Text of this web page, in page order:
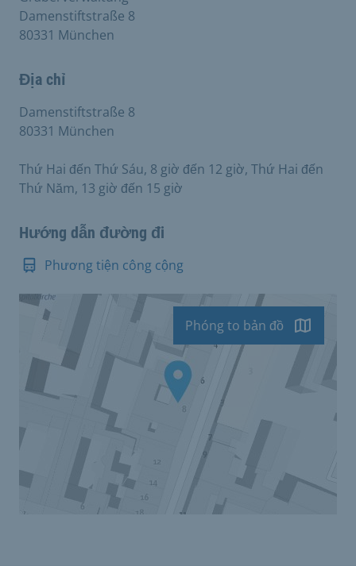
Damenstiftstraße 8
80331 München
Địa chỉ
Damenstiftstraße 8
80331 München
Thứ Hai đến Thứ Sáu, 8 giờ đến 12 giờ, Thứ Hai đến
Thứ Năm, 13 giờ đến 15 giờ
Hướng dẫn đường đi
Phương tiện công cộng
Phóng to bản đồ